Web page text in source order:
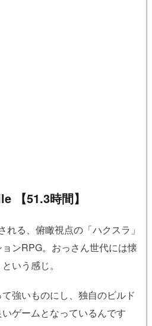
【51.3時間】
る、俯瞰視点の「ハクスラ」
ンRPG。おっさん世代には懐
いう感じ。
強いものにし、独自のビルド
ゲームとなっているんです